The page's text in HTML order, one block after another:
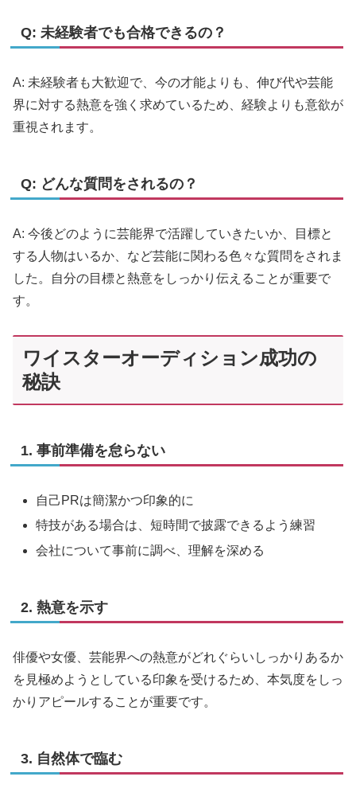
Q: 未経験者でも合格できるの？
A: 未経験者も大歓迎で、今の才能よりも、伸び代や芸能
界に対する熱意を強く求めているため、経験よりも意欲が
重視されます。
Q: どんな質問をされるの？
A: 今後どのように芸能界で活躍していきたいか、目標と
する人物はいるか、など芸能に関わる色々な質問をされま
した。自分の目標と熱意をしっかり伝えることが重要で
す。
ワイスターオーディション成功の
秘訣
1. 事前準備を怠らない
自己PRは簡潔かつ印象的に
特技がある場合は、短時間で披露できるよう練習
会社について事前に調べ、理解を深める
2. 熱意を示す
俳優や女優、芸能界への熱意がどれぐらいしっかりあるか
を見極めようとしている印象を受けるため、本気度をしっ
かりアピールすることが重要です。
3. 自然体で臨む